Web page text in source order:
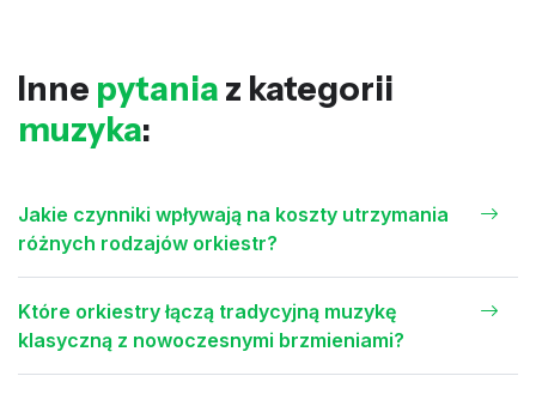
Inne pytania z kategorii
muzyka:
Jakie czynniki wpływają na koszty utrzymania
różnych rodzajów orkiestr?
Które orkiestry łączą tradycyjną muzykę
klasyczną z nowoczesnymi brzmieniami?